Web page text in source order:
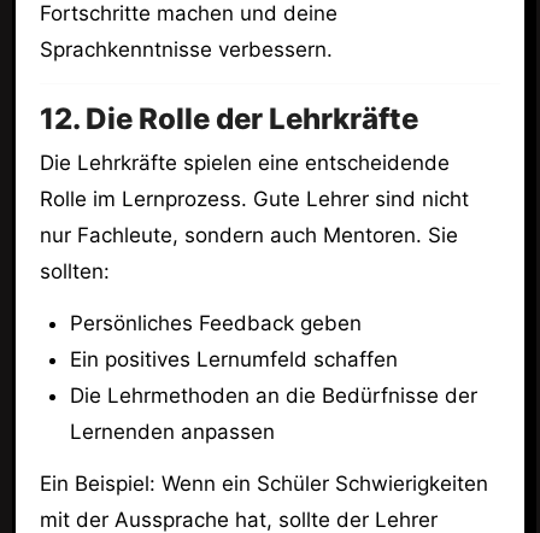
Fortschritte machen und deine
Sprachkenntnisse verbessern.
12. Die Rolle der Lehrkräfte
Die Lehrkräfte spielen eine entscheidende
Rolle im Lernprozess. Gute Lehrer sind nicht
nur Fachleute, sondern auch Mentoren. Sie
sollten:
Persönliches Feedback geben
Ein positives Lernumfeld schaffen
Die Lehrmethoden an die Bedürfnisse der
Lernenden anpassen
Ein Beispiel: Wenn ein Schüler Schwierigkeiten
mit der Aussprache hat, sollte der Lehrer